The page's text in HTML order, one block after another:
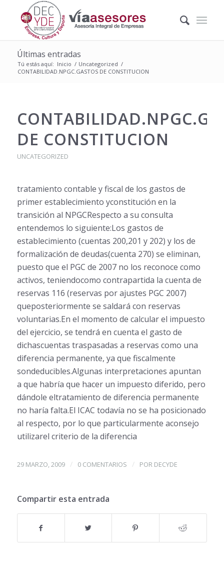
Últimas entradas
Tú estás aquí: Inicio / Uncategorized /
CONTABILIDAD.NPGC.GASTOS DE CONSTITUCION
DE CONSTITUCION
UNCATEGORIZED
tratamiento contable y fiscal de los gastos de
primer establecimiento yconstitución en la
transición al NPGCRespecto a su consulta
entendemos lo siguiente:Los gastos de
establecimiento (cuentas 200,201 y 202) y los de
formalización de deudas(cuenta 270) se eliminan,
puesto que el PGC de 2007 no los reconoce como
activos, teniendocomo contrapartida la cuenta de
reservas 116 (reservas por ajustes PGC 2007)
queposteriormente se saldará con reservas
voluntarias.En el momento de calcular el impuesto
del ejercicio, se tendrá en cuenta el gasto de
dichascuentas traspasadas a reservas como una
diferencia permanente, ya que fiscalmente
sondeducibles.Algunas interpretaciones apuntan
a que habría que hacer un impuesto diferido, pero
dándole eltratamiento de diferencia permanente
no haría falta.El ICAC todavía no se ha posicionado
al respecto, por lo que particularmente aconsejo
utilizarel criterio de la diferencia
29 MARZO, 2009 / 0 COMENTARIOS / POR DECYDE
Compartir esta entrada